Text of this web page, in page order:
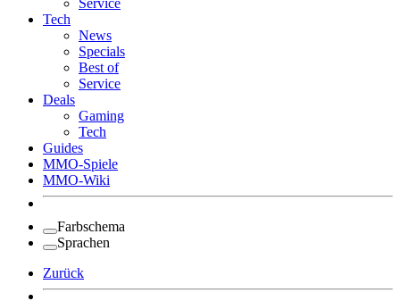
Service
Tech
News
Specials
Best of
Service
Deals
Gaming
Tech
Guides
MMO-Spiele
MMO-Wiki
Farbschema
Sprachen
Zurück